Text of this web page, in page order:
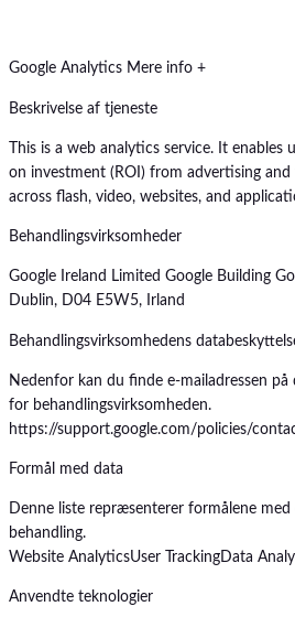
Google Analytics Mere info +
Beskrivelse af tjeneste
This is a web analytics service. It enables
on investment (ROI) from advertising
across flash, video, websites, and
Behandlingsvirksomheder
Google Ireland Limited Google Building
Dublin, D04 E5W5, Irland
Behandlingsvirksomhedens
Nedenfor kan du finde e-mailadressen på
for behandlingsvirksomheden.
https://support.google.com/policies/
Formål med data
Denne liste repræsenterer formålene med
behandling.
Website AnalyticsUser TrackingData
Anvendte teknologier